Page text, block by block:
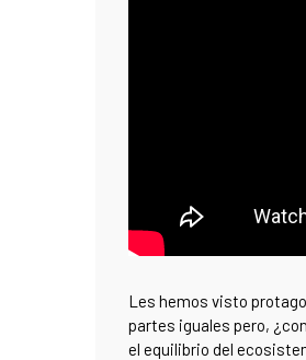
Les hemos visto
partes iguales pero,
el equilibrio del